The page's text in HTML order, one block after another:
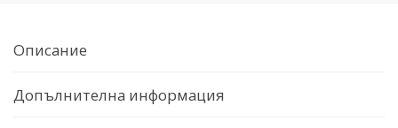
Описание
Допълнителна информация